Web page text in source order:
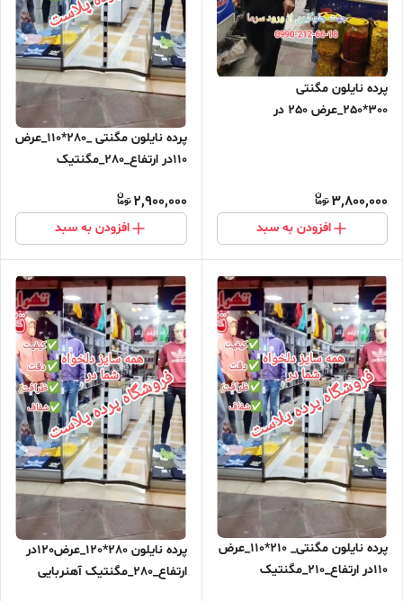
پرده نایلون مگنتی
300*250_عرض 250 در
3,800,000
افزودن به سبد
پرده نایلون مگنتی _280*110_عرض
110در ارتفاع_280_مگنتیک
2,900,000
افزودن به سبد
پرده نایلون مگنتی_ 210*110_عرض
110در ارتفاع_210_مگنتیک
پرده نایلون 280*120_عرض120در
ارتفاع_280_مگنتیک آهنربایی